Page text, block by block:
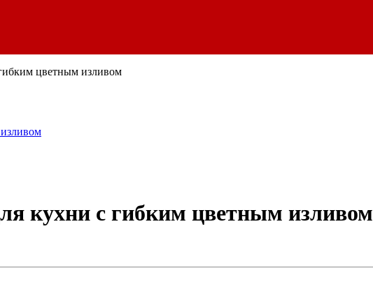
цветным изливом
кухни с гибким цветным изливом